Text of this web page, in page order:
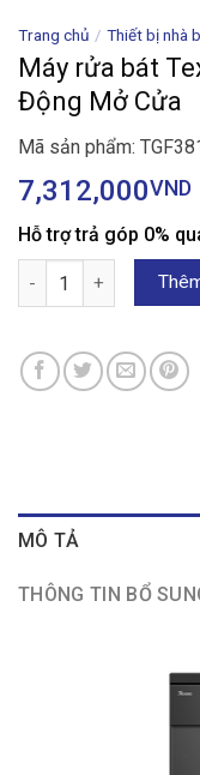
Trang chủ / Thiết bị nhà
Máy rửa bát
Động Mở Cửa
Mã sản phẩm:
7,312,000VND
Hỗ trợ trả góp 0%
Máy rửa bát Texgio
MÔ TẢ
THÔNG TIN BỔ